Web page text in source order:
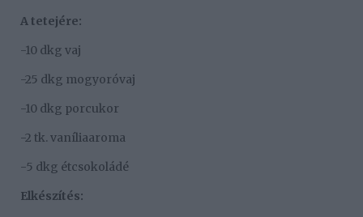
A tetejére:
-10 dkg vaj
-25 dkg mogyoróvaj
-10 dkg porcukor
-2 tk. vaníliaaroma
-5 dkg étcsokoládé
Elkészítés: